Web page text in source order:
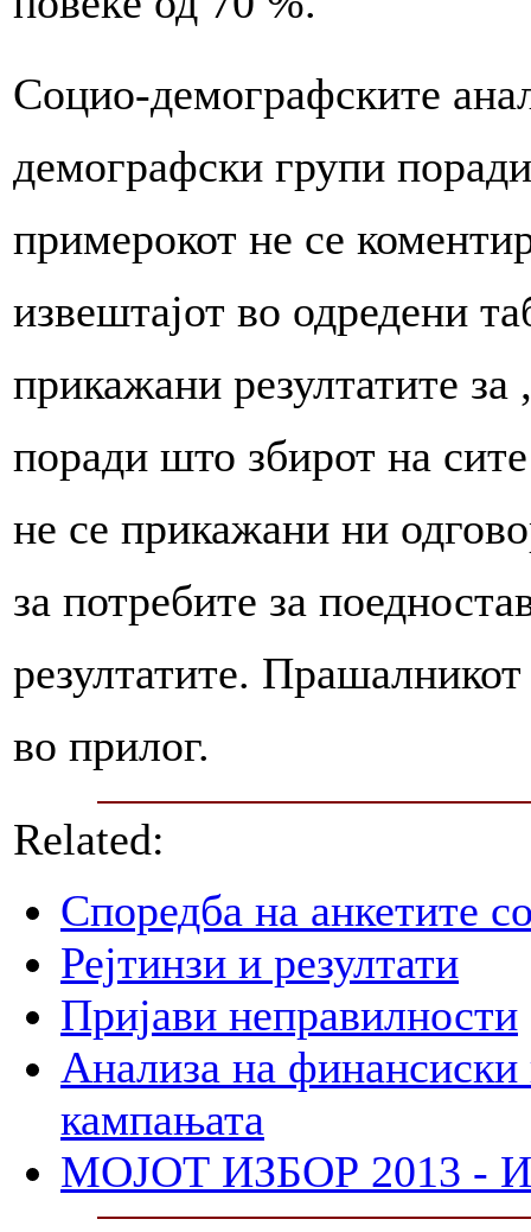
Социо-демографските
демографски групи
примерокот не се
извештајот во одредени
прикажани резултатите за
поради што збирот на
не се прикажани ни
за потребите за
резултатите.
во прилог.
Related:
Споредба на анкетите
Рејтинзи и резултати
Пријави неправилности
Анализа на финансиски
кампањата
МОЈОТ ИЗБОР 2013 -